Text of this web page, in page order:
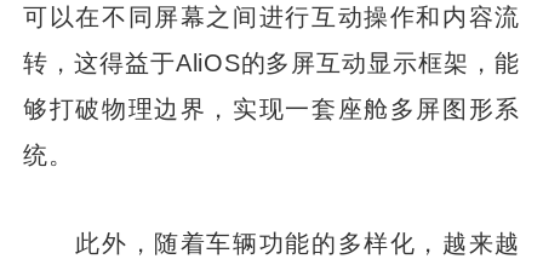
可以在不同屏幕之间进行互动操作和内容流
转，这得益于AliOS的多屏互动显示框架，能
够打破物理边界，实现一套座舱多屏图形系
统。
此外，随着车辆功能的多样化，越来越